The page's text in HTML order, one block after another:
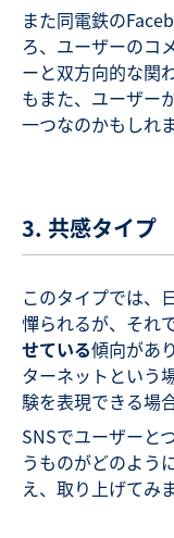
また同電鉄の
ろ、ユーザーのコ
ーと双方向的な関
もまた、ユーザー
一つなのかもしれ
3. 共感タイプ
このタイプでは、
憚られるが、それ
せている傾向があ
ターネットという
験を表現できる場
SNSでユーザーと
うものがどのよう
え、取り上げてみ